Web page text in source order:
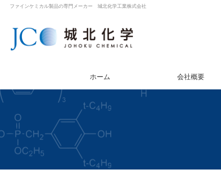
ファインケミカル製品の専門メーカー 城北化学工業株式会社
ホーム 会社概要